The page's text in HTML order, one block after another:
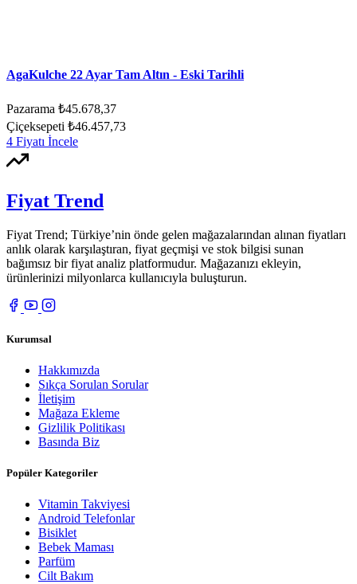
AgaKulche 22 Ayar Tam Altın - Eski Tarihli
Pazarama ₺45.678,37
Çiçeksepeti ₺46.457,73
4 Fiyatı İncele
Fiyat Trend
Fiyat Trend; Türkiye’nin önde gelen mağazalarından alınan fiyatları
anlık olarak karşılaştıran, fiyat geçmişi ve stok bilgisi sunan
bağımsız bir fiyat analiz platformudur. Mağazanızı ekleyin,
ürünlerinizi milyonlarca kullanıcıyla buluşturun.
Kurumsal
Hakkımızda
Sıkça Sorulan Sorular
İletişim
Mağaza Ekleme
Gizlilik Politikası
Basında Biz
Popüler Kategoriler
Vitamin Takviyesi
Android Telefonlar
Bisiklet
Bebek Maması
Parfüm
Cilt Bakım